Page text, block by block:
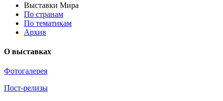
Выставки Мира
По странам
По тематикам
Архив
О выставках
Фотогалерея
Пост-релизы